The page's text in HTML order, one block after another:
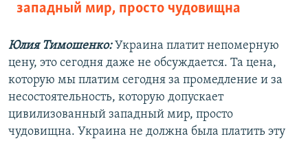
западный мир, просто чудовищна
Юлия Тимошенко:Украина платит непомерную
цену, это сегодня даже не обсуждается. Та цена,
которую мы платим сегодня за промедление и за
несостоятельность, которую допускает
цивилизованный западный мир, просто
чудовищна. Украина не должна была платить эту